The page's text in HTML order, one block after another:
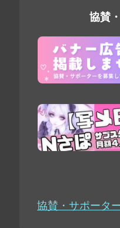
協賛
協賛・サポータ